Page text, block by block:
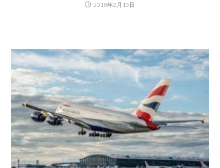
2018年2月15日